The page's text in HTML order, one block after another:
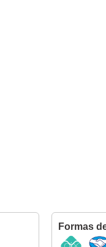
Formas